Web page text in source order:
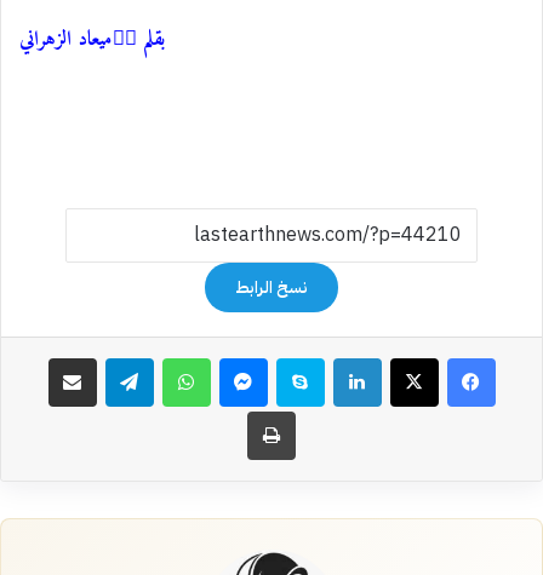
بقلم ✍🏻ميعاد الزهراني
نسخ الرابط
فيسبوك‫X لينكدإن سكايب ماسنجر واتساب تيلقرام مشاركة عبر البريد
طباعة